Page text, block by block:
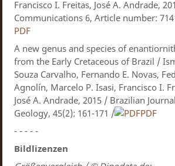
Francisco I. Freitas, José A. Andrade,
Communications 6, Article number:
PDF
A new genus and species of
from the Early Cretaceous of Brazil /
Souza Carvalho, Fernando E. Novas,
Agnolín, Marcelo P. Isasi, Francisco I.
José A. Andrade, 2015 / Brazilian
Geology, 45(2): 161-171 /
PDF
- - - - -
Bildlizenzen